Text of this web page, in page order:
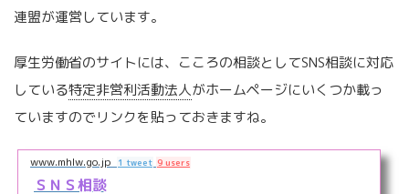
連盟が運営しています。
厚生労働省のサイトには、こころの相談としてSNS相談に対応
している特定非営利活動法人がホームページにいくつか載っ
ていますのでリンクを貼っておきますね。
www.mhlw.go.jp 1 tweet 9 users
ＳＮＳ相談